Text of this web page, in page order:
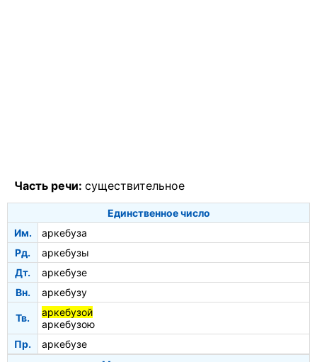
Часть речи: существительное
Единственное число
Им.
аркебуза
Рд.
аркебузы
Дт.
аркебузе
Вн.
аркебузу
Тв.
аркебузой
аркебузою
Пр.
аркебузе